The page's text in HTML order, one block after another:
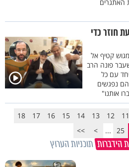
האתגרים
שנה, וכעת חוזר כדי
מגוש קטיף אל
פונה הרב
עם כל
הם נפגשים
אותנו"
11
12
13
14
15
16
17
18
25
...
>
>>
הידברות תוכניות הערוץ